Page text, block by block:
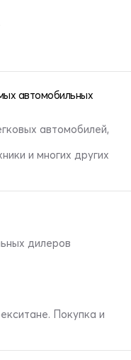
автомобильных
автомобилей,
и многих других
дилеров
Покупка и